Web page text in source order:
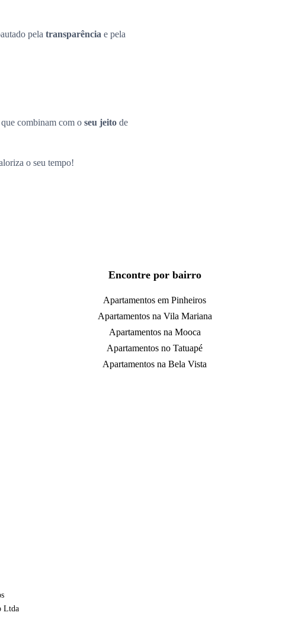
pela transparência e pela
que combinam com o seu jeito de
o seu tempo!
Encontre por bairro
Apartamentos em Pinheiros
Apartamentos na Vila Mariana
Apartamentos na Mooca
Apartamentos no Tatuapé
Apartamentos na Bela Vista
Ltda